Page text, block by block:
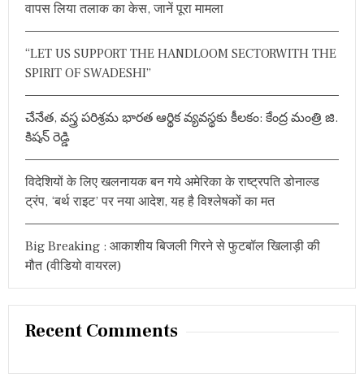
वापस लिया तलाक का केस, जानें पूरा मामला
“LET US SUPPORT THE HANDLOOM SECTORWITH THE
SPIRIT OF SWADESHI”
చేనేత, వస్త్ర పరిశ్రమ భారత ఆర్థిక వ్యవస్థకు కీలకం: కేంద్ర మంత్రి జి.
కిషన్ రెడ్డి
विदेशियों के लिए खलनायक बन गये अमेरिका के राष्ट्रपति डोनाल्ड
ट्रंप, ‘बर्थ राइट’ पर नया आदेश, यह है विश्लेषकों का मत
Big Breaking : आकाशीय बिजली गिरने से फुटबॉल खिलाड़ी की
मौत (वीडियो वायरल)
Recent Comments